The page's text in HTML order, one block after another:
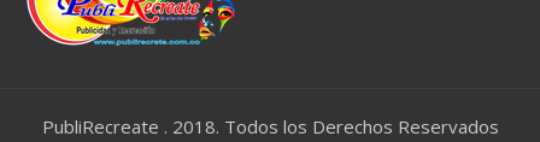
PubliRecreate . 2018. Todos los Derechos Reservados